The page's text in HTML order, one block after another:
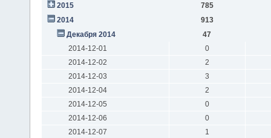
2015
785
2014
913
Декабря 2014
47
2014-12-01
0
2014-12-02
2
2014-12-03
3
2014-12-04
2
2014-12-05
0
2014-12-06
0
2014-12-07
1